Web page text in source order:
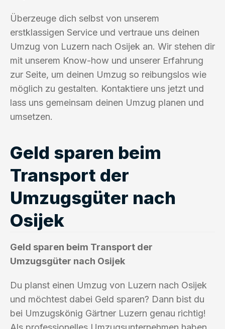
Überzeuge dich selbst von unserem
erstklassigen Service und vertraue uns deinen
Umzug von Luzern nach Osijek an. Wir stehen dir
mit unserem Know-how und unserer Erfahrung
zur Seite, um deinen Umzug so reibungslos wie
möglich zu gestalten. Kontaktiere uns jetzt und
lass uns gemeinsam deinen Umzug planen und
umsetzen.
Geld sparen beim
Transport der
Umzugsgüter nach
Osijek
Geld sparen beim Transport der
Umzugsgüter nach Osijek
Du planst einen Umzug von Luzern nach Osijek
und möchtest dabei Geld sparen? Dann bist du
bei Umzugskönig Gärtner Luzern genau richtig!